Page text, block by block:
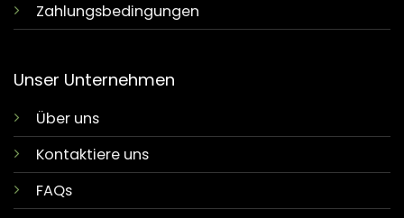
Zahlungsbedingungen
Unser Unternehmen
Über uns
Kontaktiere uns
FAQs